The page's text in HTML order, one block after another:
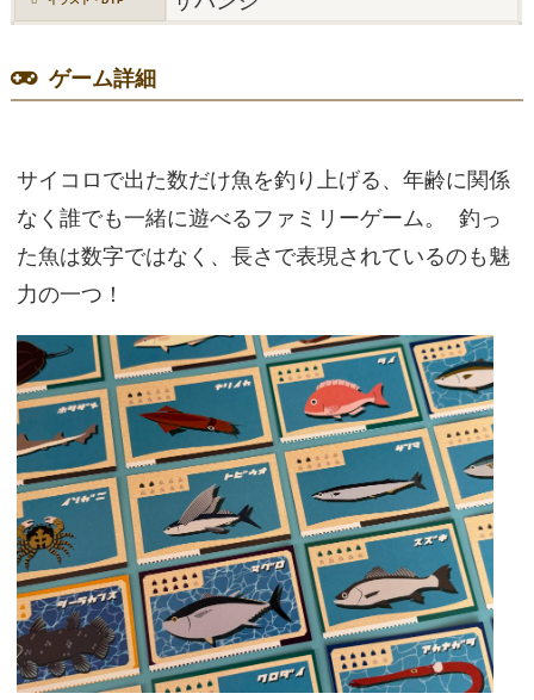
ゲーム詳細
サイコロで出た数だけ魚を釣り上げる、年齢に関係
なく誰でも一緒に遊べるファミリーゲーム。 釣っ
た魚は数字ではなく、長さで表現されているのも魅
力の一つ！